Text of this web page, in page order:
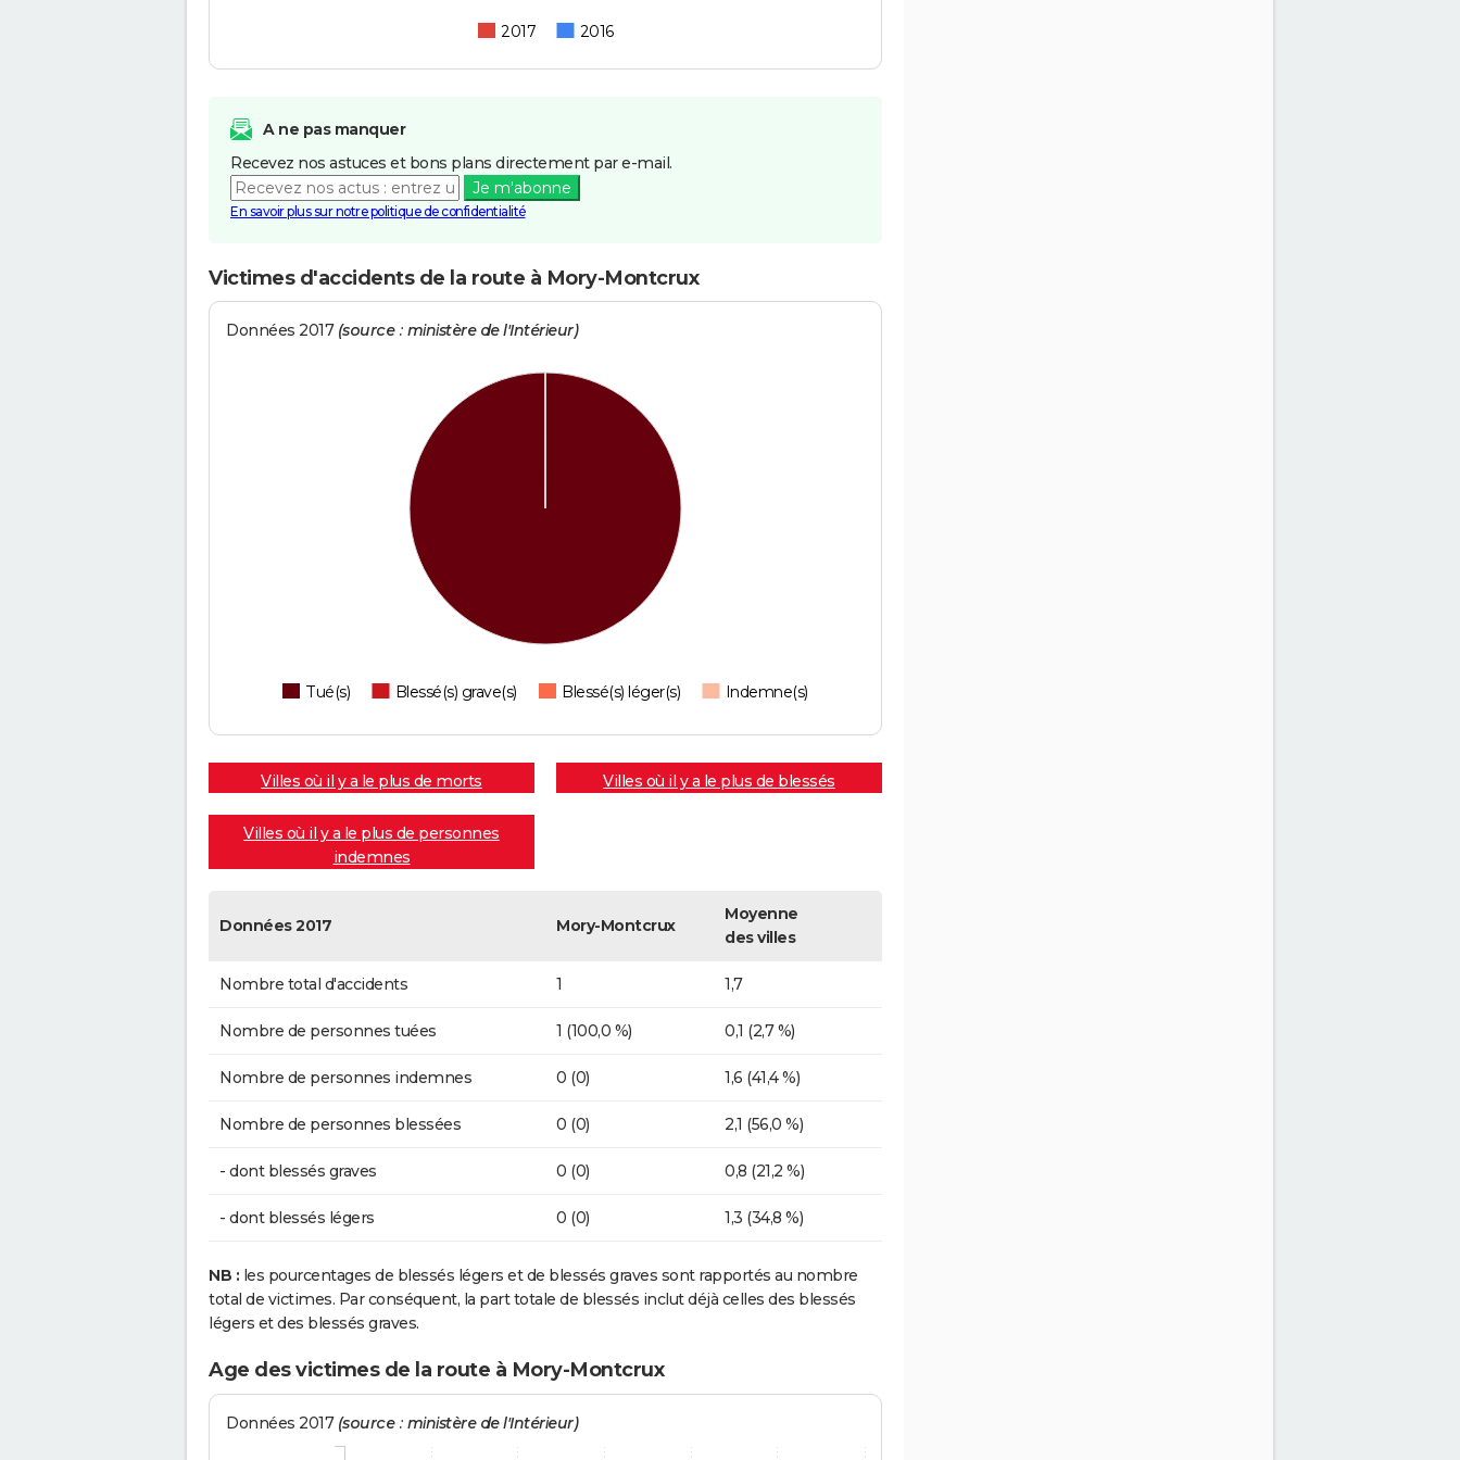
2017 2016
A ne pas manquer
Recevez nos astuces et bons plans directement par e-mail.
Je m'abonne
En savoir plus sur notre politique de confidentialité
Victimes d'accidents de la route à Mory-Montcrux
Données 2017 (source : ministère de l'Intérieur)
Tué(s) Blessé(s) grave(s) Blessé(s) léger(s) Indemne(s)
Villes où il y a le plus de morts Villes où il y a le plus de blessés
Villes où il y a le plus de personnes
indemnes
Données 2017 Mory-Montcrux
Moyenne
des villes
Nombre total d'accidents 1 1,7
Nombre de personnes tuées 1 (100,0 %) 0,1 (2,7 %)
Nombre de personnes indemnes 0 (0) 1,6 (41,4 %)
Nombre de personnes blessées 0 (0) 2,1 (56,0 %)
- dont blessés graves 0 (0) 0,8 (21,2 %)
- dont blessés légers 0 (0) 1,3 (34,8 %)
NB : les pourcentages de blessés légers et de blessés graves sont rapportés au nombre
total de victimes. Par conséquent, la part totale de blessés inclut déjà celles des blessés
légers et des blessés graves.
Age des victimes de la route à Mory-Montcrux
Données 2017 (source : ministère de l'Intérieur)